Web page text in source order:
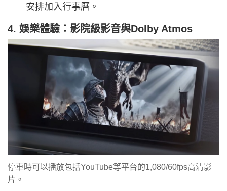
安排加入行事曆。
4. 娛樂體驗：影院級影音與Dolby Atmos
停車時可以播放包括YouTube等平台的1,080/60fps高清影
片。